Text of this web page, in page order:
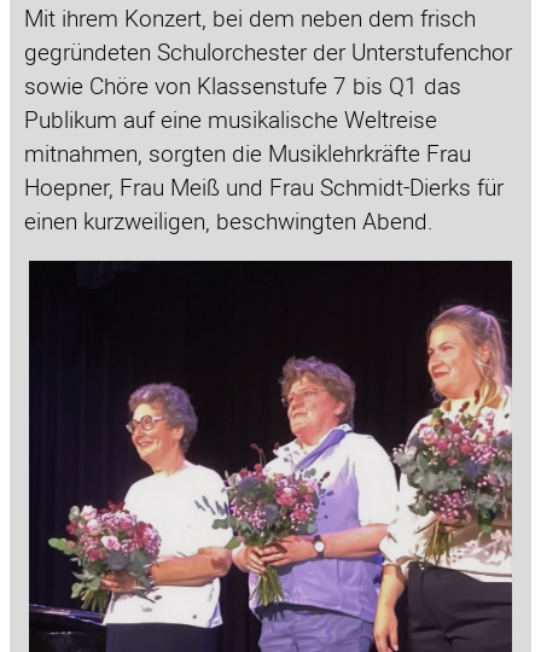
Mit ihrem Konzert, bei dem neben dem frisch
gegründeten Schulorchester der Unterstufenchor
sowie Chöre von Klassenstufe 7 bis Q1 das
Publikum auf eine musikalische Weltreise
mitnahmen, sorgten die Musiklehrkräfte Frau
Hoepner, Frau Meiß und Frau Schmidt-Dierks für
einen kurzweiligen, beschwingten Abend.